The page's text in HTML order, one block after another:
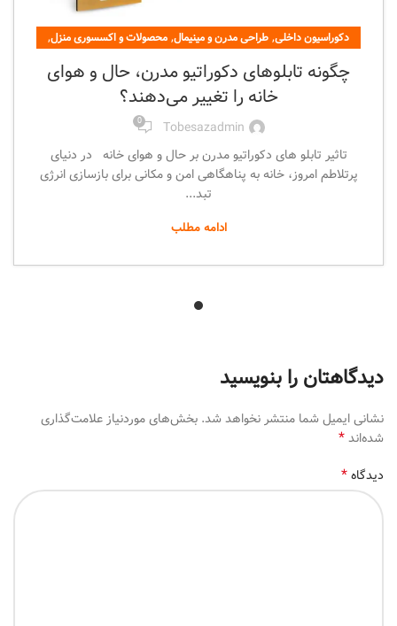
دکوراسیون داخلی, طراحی مدرن و مینیمال, محصولات و اکسسوری منزل,
چگونه تابلوهای دکوراتیو مدرن، حال و هوای
خانه را تغییر می‌دهند؟
Tobesazadmin
0
تاثیر تابلو های دکوراتیو مدرن بر حال و هوای خانه در دنیای
پرتلاطم امروز، خانه به پناهگاهی امن و مکانی برای بازسازی انرژی
تبد...
ادامه مطلب
دیدگاهتان را بنویسید
نشانی ایمیل شما منتشر نخواهد شد. بخش‌های موردنیاز علامت‌گذاری
شده‌اند*
دیدگاه*